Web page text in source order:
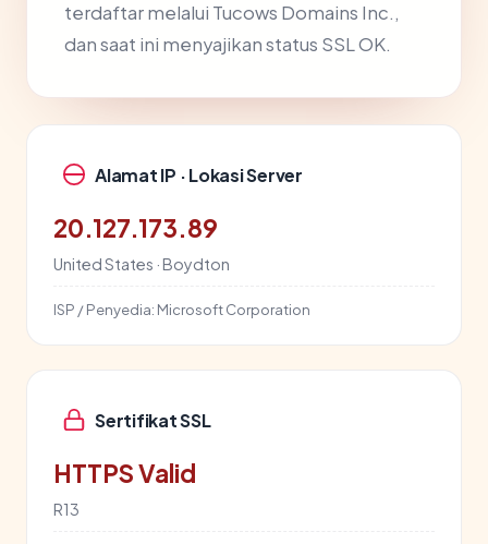
terdaftar melalui Tucows Domains Inc.,
dan saat ini menyajikan status SSL OK.
Alamat IP · Lokasi Server
20.127.173.89
United States · Boydton
ISP / Penyedia: Microsoft Corporation
Sertifikat SSL
HTTPS Valid
R13